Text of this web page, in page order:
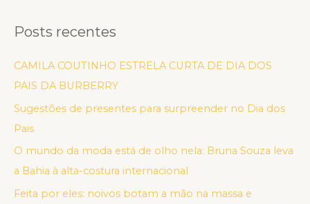
Posts recentes
CAMILA COUTINHO ESTRELA CURTA DE DIA DOS
PAIS DA BURBERRY
Sugestões de presentes para surpreender no Dia dos
Pais
O mundo da moda está de olho nela: Bruna Souza leva
a Bahia à alta-costura internacional
Feita por eles: noivos botam a mão na massa e